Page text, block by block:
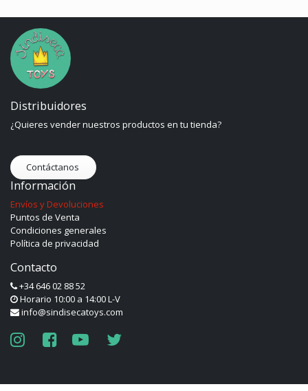
Distribuidores
¿Quieres vender nuestros productos en tu tienda?
Contáctanos
Información
Envíos y Devoluciones
Puntos de Venta
Condiciones generales
Política de privacidad
Contacto
+34 646 02 88 52
Horario 10:00 a 14:00 L-V
info@sindisecatoys.com